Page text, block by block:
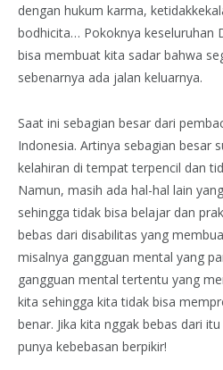
dengan hukum karma,
bodhicita… Pokoknya keseluruhan
bisa membuat kita sadar bahwa
sebenarnya ada jalan keluarnya.
Saat ini sebagian besar dari
Indonesia. Artinya sebagian besar
kelahiran di tempat terpencil dan
Namun, masih ada hal-hal lain
sehingga tidak bisa belajar dan
bebas dari disabilitas yang
misalnya gangguan mental yang
gangguan mental tertentu yang
kita sehingga kita tidak bisa
benar. Jika kita nggak bebas dari
punya kebebasan berpikir!